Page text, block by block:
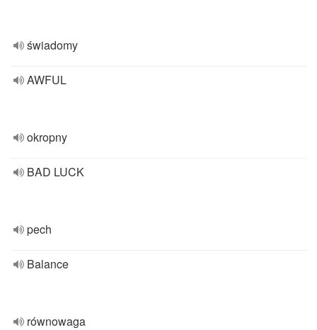
świadomy
AWFUL
okropny
BAD LUCK
pech
Balance
równowaga